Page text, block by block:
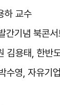
용하 교수
간기념 북콘
용태, 한반
수영, 자유기